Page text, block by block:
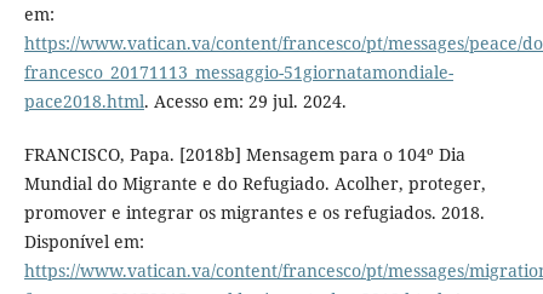
em:
https://www.vatican.va/content/francesco/pt/messages/peace/
francesco_20171113_messaggio-51giornatamondiale-
pace2018.html. Acesso em: 29 jul. 2024.
FRANCISCO, Papa. [2018b] Mensagem para o 104º Dia
Mundial do Migrante e do Refugiado. Acolher, proteger,
promover e integrar os migrantes e os refugiados. 2018.
Disponível em:
https://www.vatican.va/content/francesco/pt/messages/